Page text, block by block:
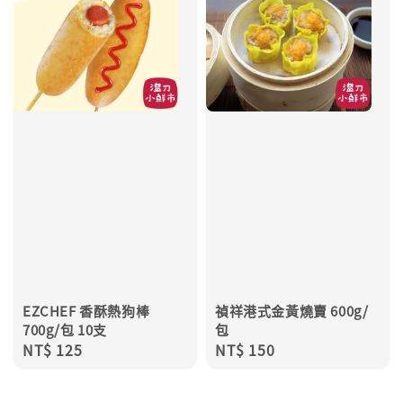
EZCHEF 香酥熱狗棒
700g/包 10支
Regular
NT$ 125
禎祥港式金黃燒賣 600g/
包
Regular
NT$ 150